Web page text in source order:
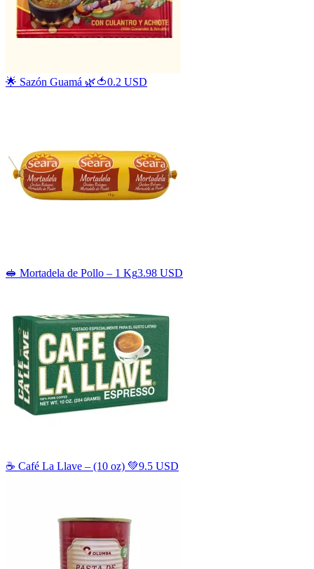
🌟 Sazón Guamá 🌿🍅0.2 USD
🥪 Mortadela de Pollo – 1 Kg3.98 USD
☕️ Café La Llave – (10 oz) 💚9.5 USD